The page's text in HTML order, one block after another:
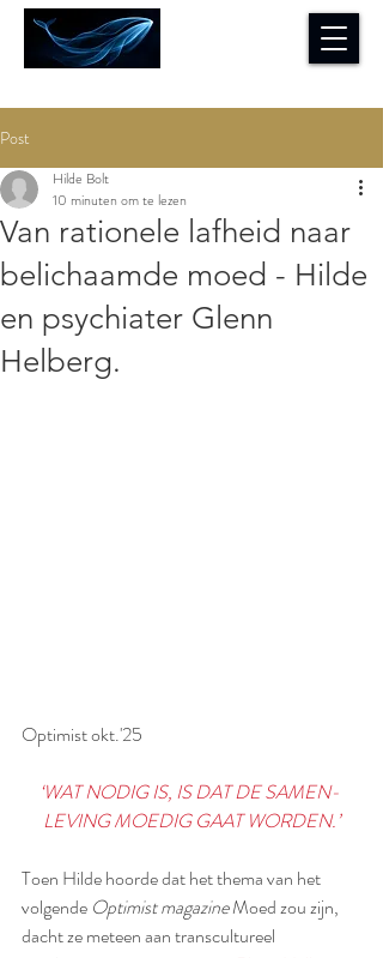
Post
Van rationele lafheid naar
belichaamde moed - Hilde
en psychiater Glenn
Helberg.
Hilde Bolt
10 minuten om te lezen
Optimist okt.'25
‘WAT NODIG IS, IS DAT DE SAMEN-
LEVING MOEDIG GAAT WORDEN.’
Toen Hilde hoorde dat het thema van het
volgende Optimist magazine Moed zou zijn,
dacht ze meteen aan transcultureel